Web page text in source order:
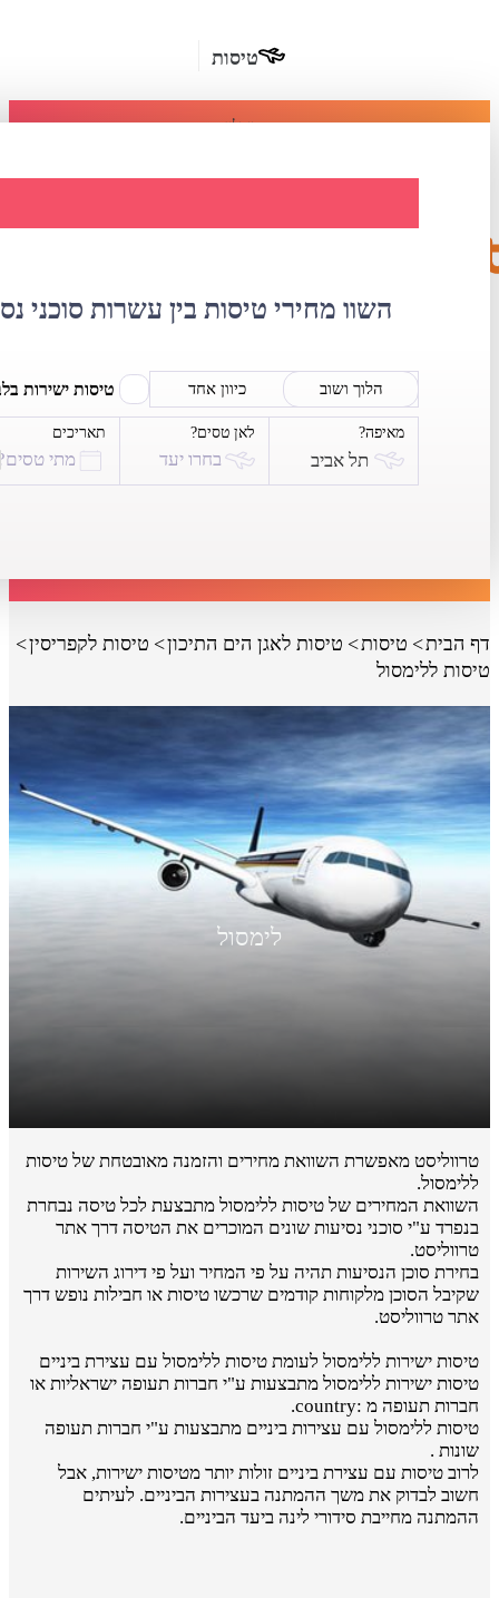
טיסות
מומלץ
בחו"ל
השכרת
רכב
השוו מחירי טיסות בין עשרות סוכני
הלוך ושוב כיוון אחד טיסות ישירות
מאיפה?
תל אביב
לאן טסים?
בחרו יעד
תאריכים
מתי
דף הבית טיסות טיסות לאגן הים התיכון
טיסות לקפריסין
טיסות ללימסול
לימסול
טרווליסט מאפשרת השוואת מחירים והזמנה מאובטחת של טיסות
ללימסול.
השוואת המחירים של טיסות ללימסול מתבצעת לכל טיסה נבחרת
בנפרד ע"י סוכני נסיעות שונים המוכרים את הטיסה דרך אתר
טרווליסט.
בחירת סוכן הנסיעות תהיה על פי המחיר ועל פי דירוג השירות
שקיבל הסוכן מלקוחות קודמים שרכשו טיסות או חבילות נופש דרך
אתר טרווליסט.
טיסות ישירות ללימסול לעומת טיסות ללימסול עם עצירת ביניים
טיסות ישירות ללימסול מתבצעות ע"י חברות תעופה ישראליות או
חברות תעופה מ :country.
טיסות ללימסול עם עצירות ביניים מתבצעות ע"י חברות תעופה
שונות .
לרוב טיסות עם עצירת ביניים זולות יותר מטיסות ישירות, אבל
חשוב לבדוק את משך ההמתנה בעצירות הביניים. לעיתים
ההמתנה מחייבת סידורי לינה ביעד הביניים.